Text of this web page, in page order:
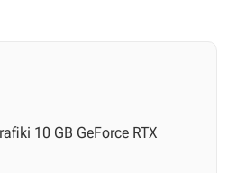
10 GB GeForce RTX